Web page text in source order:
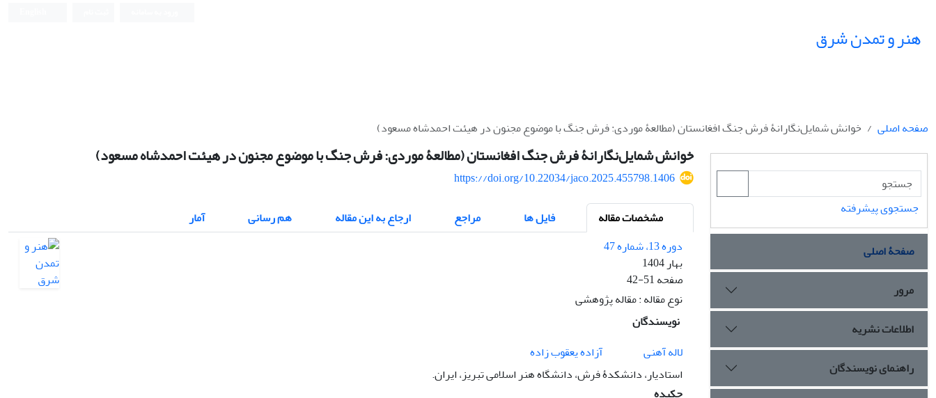
هنر و تمدن شرق
صفحه اصلی خوانش شمایل‌‌نگارانۀ فرش جنگ افغانستان (مطالعۀ موردی: فرش جنگ با‌ موضوع مجنون در هیئت احمدشاه مسعود)
خوانش شمایل‌‌نگارانۀ فرش جنگ افغانستان (مطالعۀ موردی: فرش جنگ با‌ موضوع مجنون در هیئت احمدشاه مسعود)
https://doi.org/10.22034/jaco.2025.455798.1406
مشخصات مقاله
فایل ها مراجع ارجاع به این مقاله هم رسانی
آمار
دوره 13، شماره 47
بهار 1404
صفحه42-51
نوع مقاله : مقاله پژوهشی
نویسندگان
لاله آهنی
آزاده یعقوب زاده
استادیار، دانشکدۀ فرش، دانشگاه هنر اسلامی تبریز، ایران.
چکیده
جستجوی پیشرفته
صفحۀ اصلی
مرور
اطلاعات نشریه
راهنمای نویسندگان